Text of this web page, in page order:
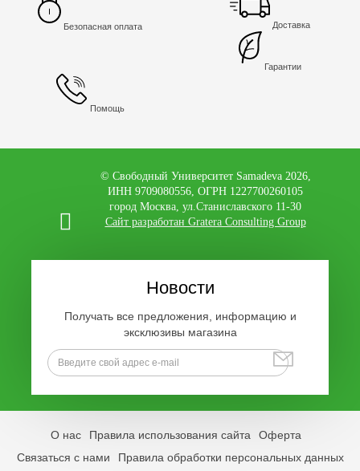
Безопасная оплата Доставка
Гарантии
Помощь
© Свободный Университет Samadeva 2026,
ИНН 9709080556, ОГРН 1227700260105
город Москва, ул.Станиславского 11-30
Сайт разработан Gratera Consulting Group
Новости
Получать все предложения, информацию и
эксклюзивы магазина
О нас Правила использования сайта
Оферта
Связаться с нами
Правила обработки персональных данных